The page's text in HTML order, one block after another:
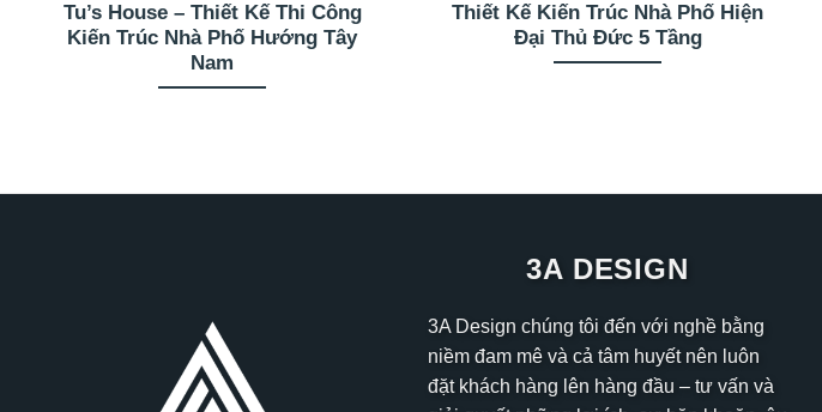
Tu’s House – Thiết Kế Thi Công
Kiến Trúc Nhà Phố Hướng Tây
Nam
Thiết Kế Kiến Trúc Nhà Phố Hiện
Đại Thủ Đức 5 Tầng
3A DESIGN
3A Design chúng tôi đến với nghề bằng
niềm đam mê và cả tâm huyết nên luôn
đặt khách hàng lên hàng đầu – tư vấn và